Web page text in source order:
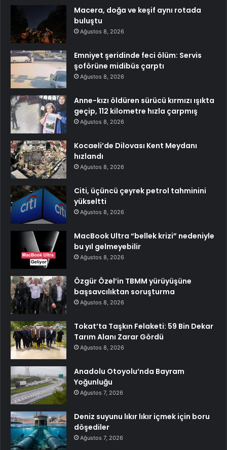
Macera, doğa ve keşif aynı rotada
buluştu
Ağustos 8, 2026
Emniyet şeridinde feci ölüm: Servis
şoförüne midibüs çarptı
Ağustos 8, 2026
Anne-kızı öldüren sürücü kırmızı ışıkta
geçip, 112 kilometre hızla çarpmış
Ağustos 8, 2026
Kocaeli’de Dilovası Kent Meydanı
hızlandı
Ağustos 8, 2026
Citi, üçüncü çeyrek petrol tahminini
yükseltti
Ağustos 8, 2026
MacBook Ultra “bellek krizi” nedeniyle
bu yıl gelmeyebilir
Ağustos 8, 2026
Özgür Özel’in TBMM yürüyüşüne
başsavcılıktan soruşturma
Ağustos 8, 2026
Tokat’ta Taşkın Felaketi: 59 Bin Dekar
Tarım Alanı Zarar Gördü
Ağustos 8, 2026
Anadolu Otoyolu’nda Bayram
Yoğunluğu
Ağustos 7, 2026
Deniz suyunu lıkır lıkır içmek için boru
döşediler
Ağustos 7, 2026